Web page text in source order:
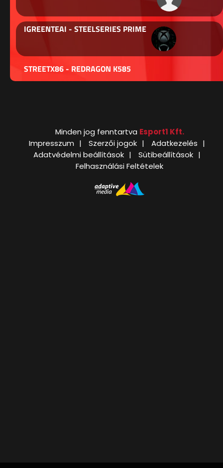
IGREENTEAI - STEELSERIES PRIME
STREETX86 - REDRAGON K585
Minden jog fenntartva Esport1 Kft.
Impresszum
Szerzői jogok
Adatkezelés
Adatvédelmi beállítások
Sütibeállítások
Felhasználási Feltételek